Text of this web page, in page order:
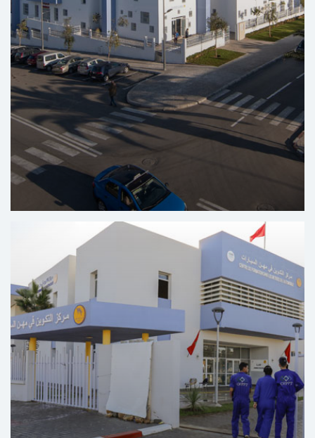
Centrum voor Digitale Solidariteit Solicode - Tanger
Regionaal Centrum Voor Tandheelkundige Zorg Al
Massira